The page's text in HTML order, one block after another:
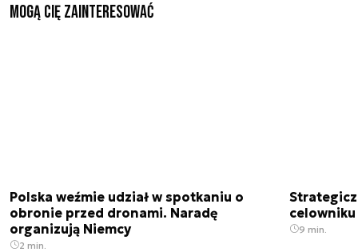
Mogą Cię zainteresować
Polska weźmie udział w spotkaniu o
obronie przed dronami. Naradę
organizują Niemcy
2 min.
9 min.